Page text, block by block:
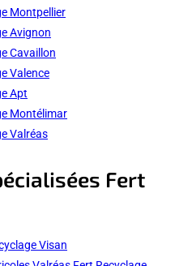
Montpellier
Avignon
Cavaillon
Valence
Apt
Montélimar
Valréas
Fert
Visan